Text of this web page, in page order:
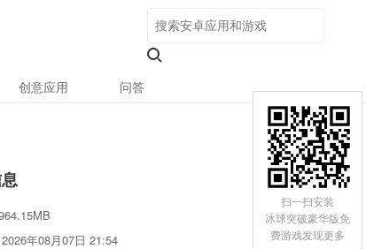
创意应用 问答
2026年08月07日 21:54
扫一扫安装
冰球突破豪华版免
费游戏发现更多